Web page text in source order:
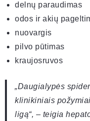
delnų paraudimas
odos ir akių
nuovargis
pilvo pūtimas
kraujosruvos
„Daugialypės
klinikiniais
ligą“, – teigia